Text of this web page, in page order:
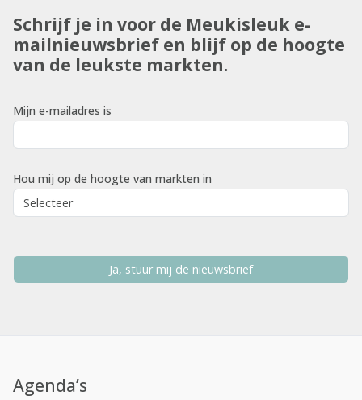
Schrijf je in voor de Meukisleuk e-
mailnieuwsbrief en blijf op de hoogte
van de leukste markten.
Mijn e-mailadres is
Hou mij op de hoogte van markten in
Ja, stuur mij de nieuwsbrief
Agenda’s